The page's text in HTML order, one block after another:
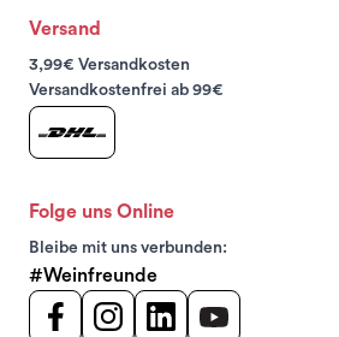
Versand
3,99€ Versandkosten
Versandkostenfrei ab 99€
Folge uns Online
Bleibe mit uns verbunden:
#Weinfreunde